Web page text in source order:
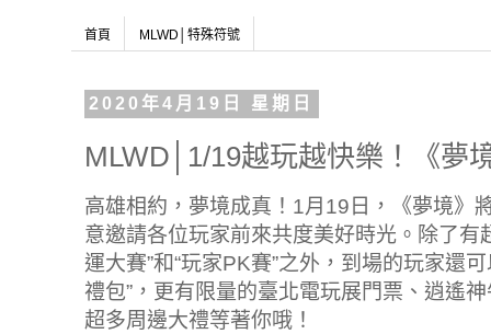
首頁 MLWD│特殊符號
2020年4月19日 星期日
MLWD│1/19越玩越快樂！《夢
高雄相約，夢境成真！1月19日，《夢境》
意邀請各位玩家前來共度美好時光。除了有
運大賽”和“玩家PK賽”之外，到場的玩家還
禮包”，更有限量的臺北電玩展門票、逍遙
超多周邊大禮等著你哦！